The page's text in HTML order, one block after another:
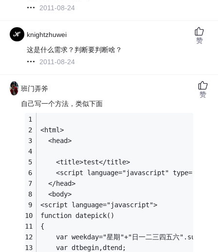
2011-08-24
knightzhuwei
这是什么需求？判断要判断啥？
2011-08-24
赞
班门弄斧
自己写一个方法，类似下面
<html>
  <head>
    <title>test</title>
<script language="javascript"
  </head>
  <body>
<script language="javascript">
function datepick()
{
var weekday="星期"+"日一二三四五六
    var dtbegin,dtend;
赞